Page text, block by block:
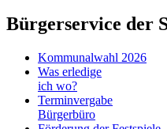
Bürgerservice der
Kommunalwahl 2026
Was erledige
ich wo?
Terminvergabe
Bürgerbüro